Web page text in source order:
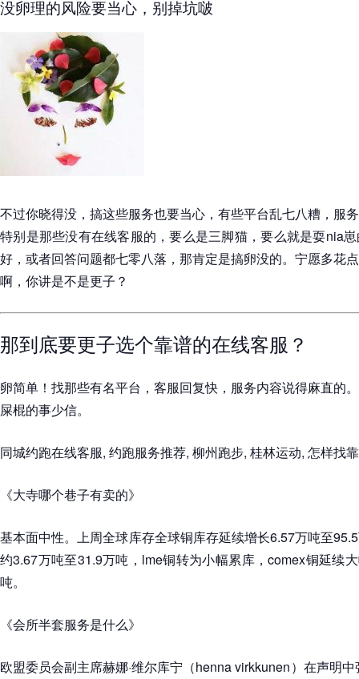
没卵理的风险要当心，别掉坑啵
不过你晓得没，搞这些服务也要当心，有些平台乱七八糟，服
特别是那些没有在线客服的，要么是三脚猫，要么就是耍nia
好，或者回答问题都七零八落，那肯定是搞卵没的。宁愿多花
啊，你讲是不是更子？
那到底要更子选个靠谱的在线客服？
卵简单！找那些有名平台，客服回复快，服务内容说得麻直的
屎棍的事少信。
同城约跑在线客服, 约跑服务推荐, 柳州跑步, 桂林运动, 怎样找
《大寺哪个巷子有卖的》
基本面中性。上周全球库存全球铜库存延续增长6.57万吨至
约3.67万吨至31.9万吨，lme铜转为小幅累库，comex铜延续
吨。
《会所半套服务是什么》
欧盟委员会副主席赫娜·维尔库宁（henna virkkunen）在声明